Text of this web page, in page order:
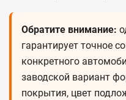
Обратите внимание:
гарантирует точное
конкретного
заводской вариант
покрытия, цвет